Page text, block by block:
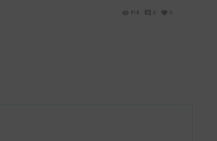
518 0 0